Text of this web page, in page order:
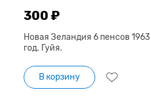
300 ₽
Новая Зеландия 6 пенсов 1963
год. Гуйя.
В корзину